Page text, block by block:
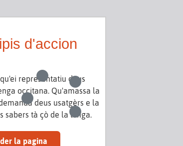
d'accion
representatiu deus
occitana. Qu'amassa la
deus usatgèrs e la
sabers tà çò de la lenga.
la pagina